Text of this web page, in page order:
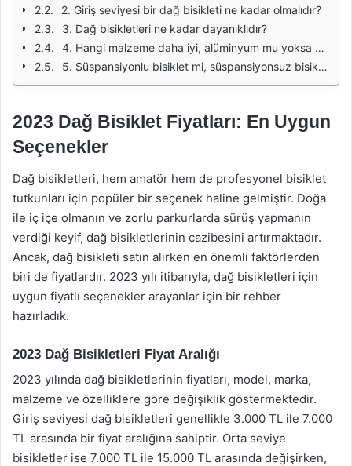
2. Giriş seviyesi bir dağ bisikleti ne kadar olmalıdır?
3. Dağ bisikletleri ne kadar dayanıklıdır?
4. Hangi malzeme daha iyi, alüminyum mu yoksa karbon fiber mi?
5. Süspansiyonlu bisiklet mi, süspansiyonsuz bisiklet mi tercih etmeliyim?
2023 Dağ Bisiklet Fiyatları: En Uygun
Seçenekler
Dağ bisikletleri, hem amatör hem de profesyonel bisiklet
tutkunları için popüler bir seçenek haline gelmiştir. Doğa
ile iç içe olmanın ve zorlu parkurlarda sürüş yapmanın
verdiği keyif, dağ bisikletlerinin cazibesini artırmaktadır.
Ancak, dağ bisikleti satın alırken en önemli faktörlerden
biri de fiyatlardır. 2023 yılı itibarıyla, dağ bisikletleri için
uygun fiyatlı seçenekler arayanlar için bir rehber
hazırladık.
2023 Dağ Bisikletleri Fiyat Aralığı
2023 yılında dağ bisikletlerinin fiyatları, model, marka,
malzeme ve özelliklere göre değişiklik göstermektedir.
Giriş seviyesi dağ bisikletleri genellikle 3.000 TL ile 7.000
TL arasında bir fiyat aralığına sahiptir. Orta seviye
bisikletler ise 7.000 TL ile 15.000 TL arasında değişirken,